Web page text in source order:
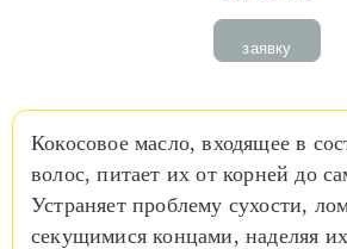
заявку
Кокосовое масло, входящее в
волос, питает их от корней до
Устраняет проблему сухости,
секущимися концами, наделяя